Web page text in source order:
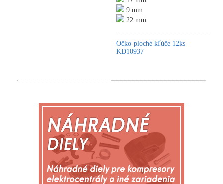
9 mm
22 mm
Očko-ploché kľúče 12ks
KD10937